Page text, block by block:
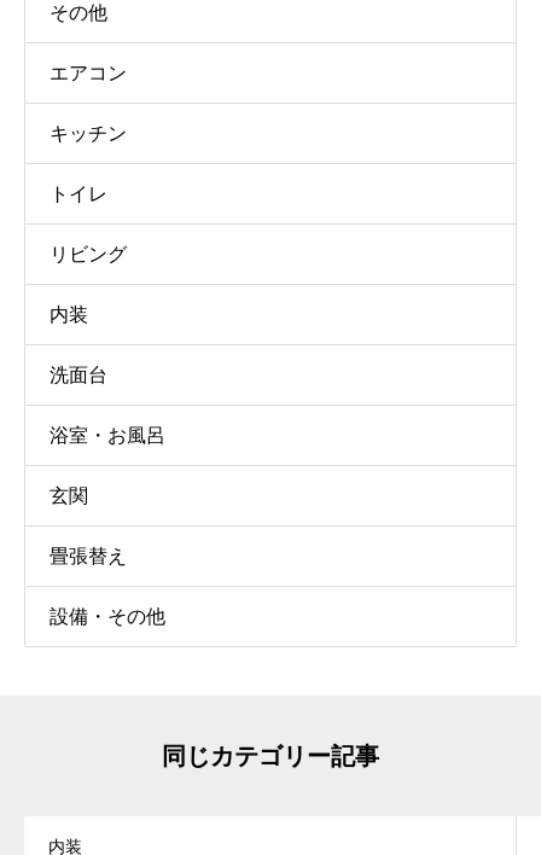
その他
エアコン
キッチン
トイレ
リビング
内装
洗面台
浴室・お風呂
玄関
畳張替え
設備・その他
同じカテゴリー記事
内装